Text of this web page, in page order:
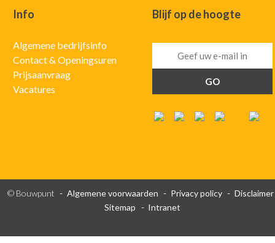
Info
Algemene bedrijfsinfo
Contact & Openingsuren
Prijsaanvraag
Vacatures
Blijf op de hoogte
© Bouwpunt Algemene voorwaarden Privacy policy
Disclaimer
Sitemap
Intranet